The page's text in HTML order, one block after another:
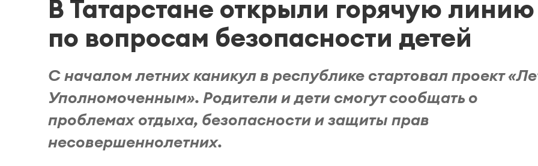
В Татарстане открыли горячую линию
по вопросам безопасности детей
С началом летних каникул в республике стартовал проект
Уполномоченным». Родители и дети смогут сообщать о
проблемах отдыха, безопасности и защиты прав
несовершеннолетних.